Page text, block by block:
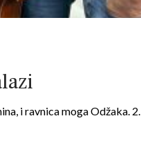
i ravnica moga Odžaka.